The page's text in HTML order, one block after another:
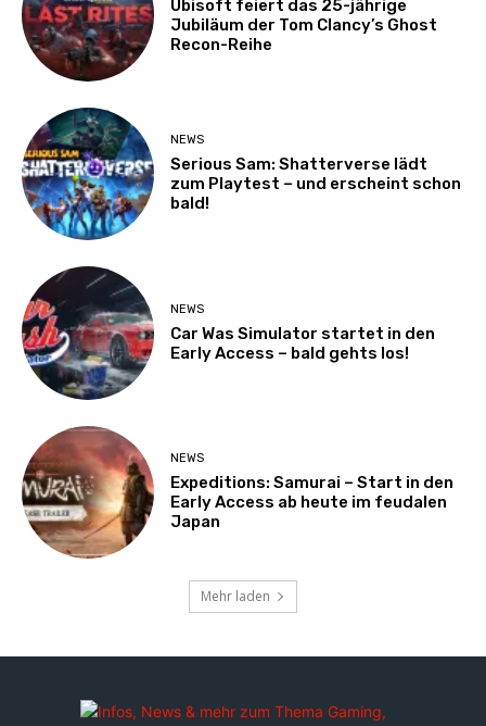
Ubisoft feiert das 25-jährige
Jubiläum der Tom Clancy’s Ghost
Recon-Reihe
NEWS
Serious Sam: Shatterverse lädt
zum Playtest – und erscheint schon
bald!
NEWS
Car Was Simulator startet in den
Early Access – bald gehts los!
NEWS
Expeditions: Samurai – Start in den
Early Access ab heute im feudalen
Japan
Mehr laden